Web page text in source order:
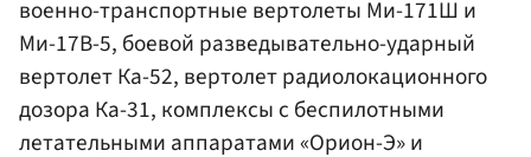
военно-транспортные вертолеты Ми-171Ш и
Ми-17В-5, боевой разведывательно-ударный
вертолет Ка-52, вертолет радиолокационного
дозора Ка-31, комплексы с беспилотными
летательными аппаратами «Орион-Э» и